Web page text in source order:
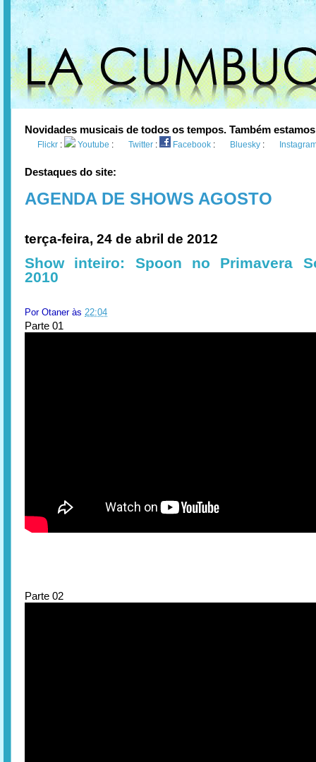
Novidades musicais de todos os tempos. Também
Flickr : Youtube : Twitter : Facebook : Bluesky :
Destaques do site:
AGENDA DE SHOWS AGOSTO
terça-feira, 24 de abril de 2012
Show inteiro: Spoon no Primavera
2010
Por Otaner às 22:04
Parte 01
Parte 02